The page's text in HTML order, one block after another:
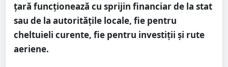
țară funcționează cu sprijin financiar de la stat
sau de la autoritățile locale, fie pentru
cheltuieli curente, fie pentru investiții și rute
aeriene.